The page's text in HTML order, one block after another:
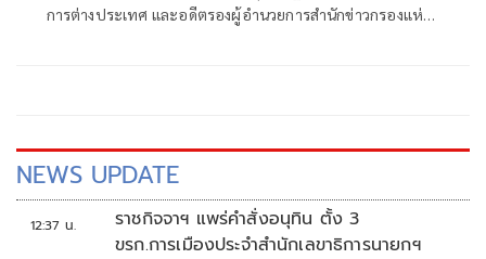
การต่างประเทศ และอดีตรองผู้อำนวยการสำนักข่าวกรองแห่ง
NEWS UPDATE
12:37 น.
ราชกิจจาฯ แพร่คำสั่งอนุทิน ตั้ง 3
ขรก.การเมืองประจำสำนักเลขาธิการนายกฯ